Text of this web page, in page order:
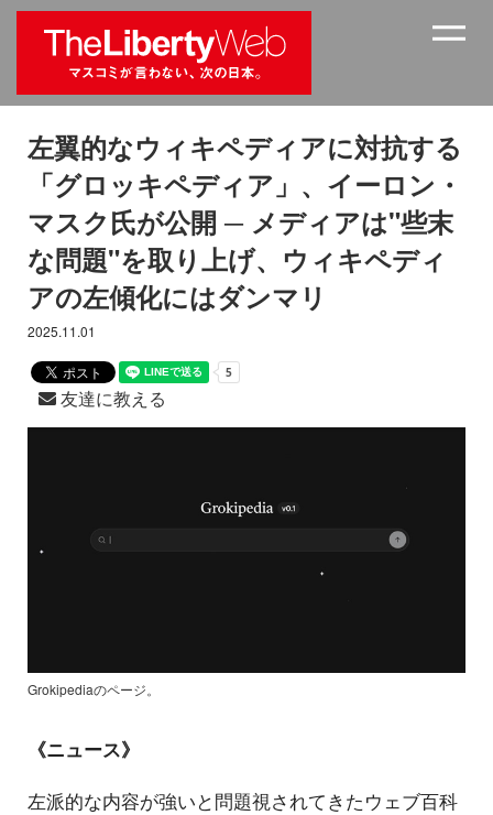
左翼的なウィキペディアに対抗する
「グロッキペディア」、イーロン・
マスク氏が公開 ─ メディアは"些末
な問題"を取り上げ、ウィキペディ
アの左傾化にはダンマリ
2025.11.01
友達に教える
Grokipediaのページ。
《ニュース》
左派的な内容が強いと問題視されてきたウェブ百科